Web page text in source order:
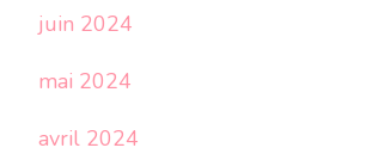
juin 2024
mai 2024
avril 2024